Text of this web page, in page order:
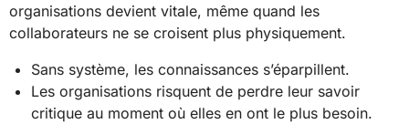
organisations devient vitale, même quand les
collaborateurs ne se croisent plus physiquement.
Sans système, les connaissances s’éparpillent.
Les organisations risquent de perdre leur savoir
critique au moment où elles en ont le plus besoin.